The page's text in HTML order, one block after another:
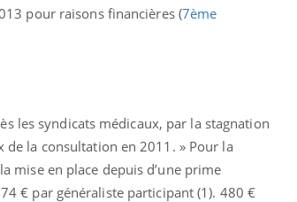
pour raisons financières (7ème
les syndicats médicaux, par la stagnation
de la consultation en 2011. » Pour la
mise en place depuis d’une prime
€ par généraliste participant (1). 480 €